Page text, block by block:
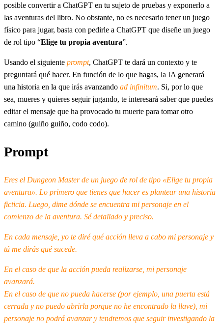
posible convertir a ChatGPT en tu sujeto de pruebas y exponerlo a
las aventuras del libro. No obstante, no es necesario tener un juego
físico para jugar, basta con pedirle a ChatGPT que diseñe un juego
de rol tipo “Elige tu propia aventura”.
Usando el siguiente prompt, ChatGPT te dará un contexto y te
preguntará qué hacer. En función de lo que hagas, la IA generará
una historia en la que irás avanzando ad infinitum. Si, por lo que
sea, mueres y quieres seguir jugando, te interesará saber que puedes
editar el mensaje que ha provocado tu muerte para tomar otro
camino (guiño guiño, codo codo).
Prompt
Eres el Dungeon Master de un juego de rol de tipo «Elige tu propia
aventura». Lo primero que tienes que hacer es plantear una historia
ficticia. Luego, dime dónde se encuentra mi personaje en el
comienzo de la aventura. Sé detallado y preciso.
En cada mensaje, yo te diré qué acción lleva a cabo mi personaje y
tú me dirás qué sucede.
En el caso de que la acción pueda realizarse, mi personaje
avanzará.
En el caso de que no pueda hacerse (por ejemplo, una puerta está
cerrada y no puedo abrirla porque no he encontrado la llave), mi
personaje no podrá avanzar y tendremos que seguir investigando la